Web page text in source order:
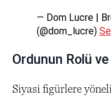
— Dom Lucre |
(@dom_lucre)
Ordunun Rolü
Siyasi figürlere